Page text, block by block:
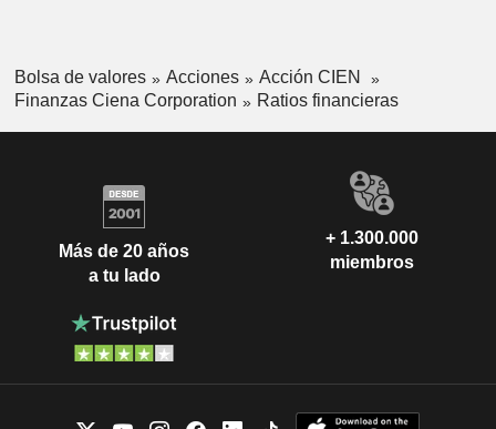
Bolsa de valores Acciones
Acción CIEN
Finanzas Ciena Corporation
Ratios financieras
Más de 20 años
a tu lado
+ 1.300.000
miembros